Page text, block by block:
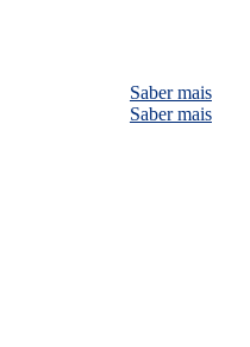
Saber mais
Saber mais